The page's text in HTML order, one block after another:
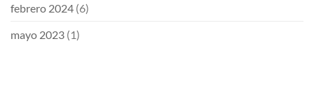
febrero 2024 (6)
mayo 2023 (1)